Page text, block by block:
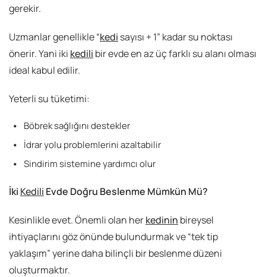
gerekir.
Uzmanlar genellikle “kedi sayısı + 1” kadar su noktası
önerir. Yani iki kedili bir evde en az üç farklı su alanı olması
ideal kabul edilir.
Yeterli su tüketimi:
Böbrek sağlığını destekler
İdrar yolu problemlerini azaltabilir
Sindirim sistemine yardımcı olur
İki Kedili Evde Doğru Beslenme Mümkün Mü?
Kesinlikle evet. Önemli olan herkedinin bireysel
ihtiyaçlarını göz önünde bulundurmak ve “tek tip
yaklaşım” yerine daha bilinçli bir beslenme düzeni
oluşturmaktır.